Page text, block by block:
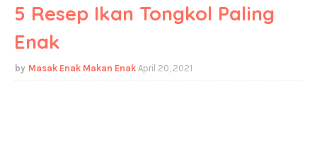
5 Resep Ikan Tongkol Paling
Enak
Masak Enak Makan Enak April 20, 2021